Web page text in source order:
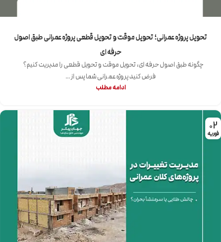
تحویل پروژه عمرانی؛ تحویل موقت و تحویل قطعی پروژه عمرانی طبق اصول
حرفه ای
چگونه طبق اصول حرفه ای، تحویل موقت و تحویل قطعی را مدیریت کنیم؟
فرض کنید پروژه عمرانی شما پس از ...
ادامه مطلب
02
فوریه